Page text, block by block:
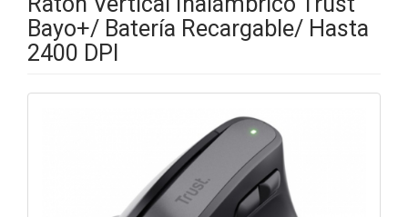
Bayo+/ Batería Recargable/ Hasta
2400 DPI